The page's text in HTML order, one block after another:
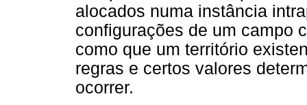
alocados numa instância
configurações de um campo
como que um território
regras e certos valores
ocorrer.